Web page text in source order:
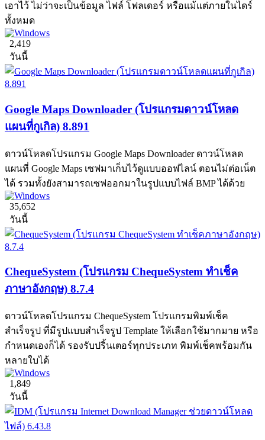
เอาไว้ ไม่ว่าจะเป็นข้อมูล ไฟล์ โฟลเดอร์ หรือแม้แต่ภายในไดร์
ทั้งหมด
2,419
วันนี้
Google Maps Downloader (โปรแกรมดาวน์โหลด
แผนที่กูเกิล) 8.891
ดาวน์โหลดโปรแกรม Google Maps Downloader ดาวน์โหลด
แผนที่ Google Maps เซฟมาเก็บไว้ดูแบบออฟไลน์ ตอนไม่ต่อเน็ต
ได้ รวมทั้งยังสามารถเซฟออกมาในรูปแบบไฟล์ BMP ได้ด้วย
35,652
วันนี้
ChequeSystem (โปรแกรม ChequeSystem ทำเช็ค
ภาษาอังกฤษ) 8.7.4
ดาวน์โหลดโปรแกรม ChequeSystem โปรแกรมพิมพ์เช็ค
สำเร็จรูป ที่มีรูปแบบสำเร็จรูป Template ให้เลือกใช้มากมาย หรือ
กำหนดเองก็ได้ รองรับปริ้นเตอร์ทุกประเภท พิมพ์เช็คพร้อมกัน
หลายใบได้
1,849
วันนี้